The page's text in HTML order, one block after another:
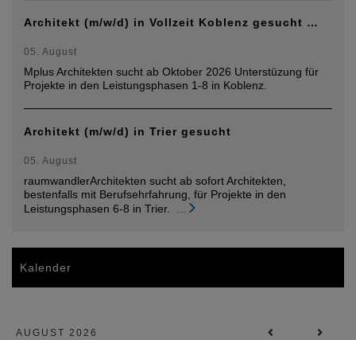
Architekt (m/w/d) in Vollzeit Koblenz gesucht …
05. August
Mplus Architekten sucht ab Oktober 2026 Unterstüzung für
Projekte in den Leistungsphasen 1-8 in Koblenz.
Architekt (m/w/d) in Trier gesucht
05. August
raumwandlerArchitekten sucht ab sofort Architekten,
bestenfalls mit Berufsehrfahrung, für Projekte in den
Leistungsphasen 6-8 in Trier.
Kalender
AUGUST 2026